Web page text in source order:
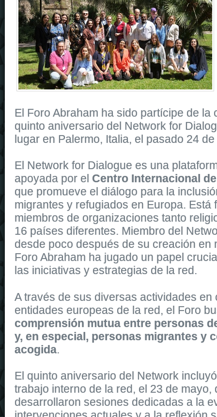
El Foro Abraham ha sido partícipe de la
quinto aniversario del Network for
lugar en Palermo, Italia, el pasado 24
El Network for Dialogue es una
apoyada por el Centro Internacional
que promueve el diálogo para la
migrantes y refugiados en Europa. Está
miembros de organizaciones tanto
16 países diferentes. Miembro del
desde poco después de su creación en
Foro Abraham ha jugado un papel
las iniciativas y estrategias de la red.
It replica watchesis dressed in shiny rose gold, and shares the
replica ukwatches of the collection. It is secured to the wrist by a
A través de sus diversas actividades en
entidades europeas de la red, el Foro
comprensión mutua entre personas
y, en especial, personas migrantes y
acogida.
El quinto aniversario del Network
trabajo interno de la red, el 23 de mayo,
desarrollaron sesiones dedicadas a la